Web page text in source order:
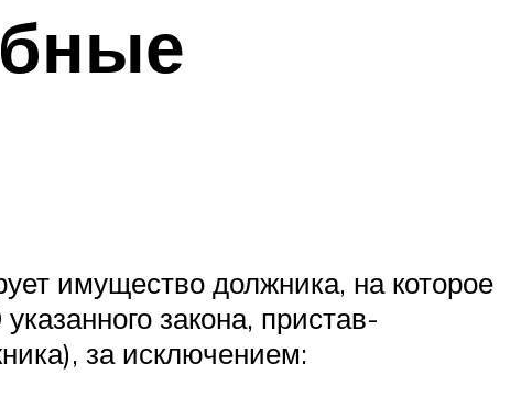
имущество должника, на которое
закона, пристав-
за исключением: